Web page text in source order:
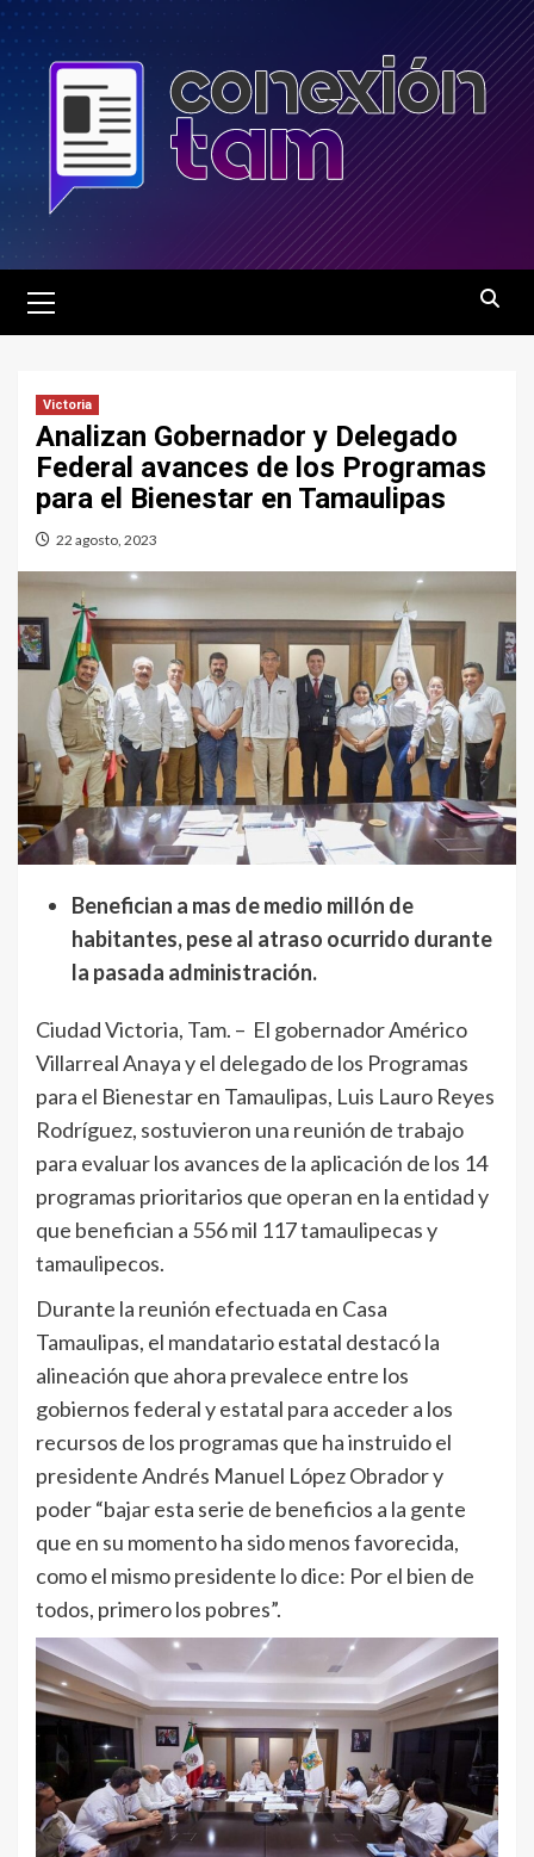
Saltar
al
contenido
principal
Victoria
Analizan Gobernador y Delegado
Federal avances de los Programas
para el Bienestar en Tamaulipas
22 agosto, 2023
Benefician a mas de medio millón de
habitantes, pese al atraso ocurrido durante
la pasada administración.
Ciudad Victoria, Tam. – El gobernador Américo
Villarreal Anaya y el delegado de los Programas
para el Bienestar en Tamaulipas, Luis Lauro Reyes
Rodríguez, sostuvieron una reunión de trabajo
para evaluar los avances de la aplicación de los 14
programas prioritarios que operan en la entidad y
que benefician a 556 mil 117 tamaulipecas y
tamaulipecos.
Durante la reunión efectuada en Casa
Tamaulipas, el mandatario estatal destacó la
alineación que ahora prevalece entre los
gobiernos federal y estatal para acceder a los
recursos de los programas que ha instruido el
presidente Andrés Manuel López Obrador y
poder “bajar esta serie de beneficios a la gente
que en su momento ha sido menos favorecida,
como el mismo presidente lo dice: Por el bien de
todos, primero los pobres”.